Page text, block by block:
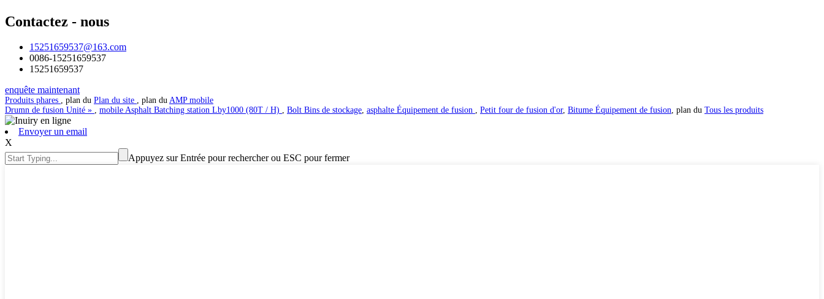
Contactez - nous
15251659537@163.com
0086-15251659537
15251659537
enquête maintenant
Produits phares , plan du Plan du site , plan du AMP mobile
Drumn de fusion Unité » , mobile Asphalt Batching station Lby1000 (80T / H) , Bolt Bins de stockage, asphalte Équipement de fusion , Petit four de fusion d'or, Bitume Équipement de fusion, plan du Tous les produits
Envoyer un email
X
Appuyez sur Entrée pour rechercher ou ESC pour fermer